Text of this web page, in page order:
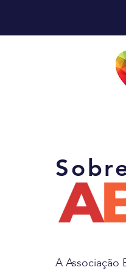
A Associação